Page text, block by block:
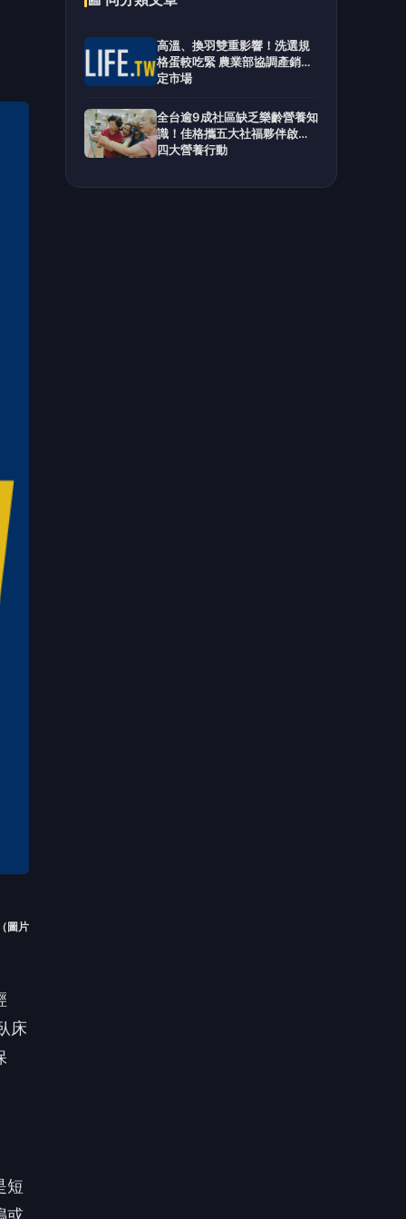
圖片
床
短
或
高溫、換羽雙重影響！洗選規
格蛋較吃緊 農業部協調產銷穩
定市場
全台逾9成社區缺乏樂齡營養知
識！佳格攜五大社福夥伴啟動
四大營養行動